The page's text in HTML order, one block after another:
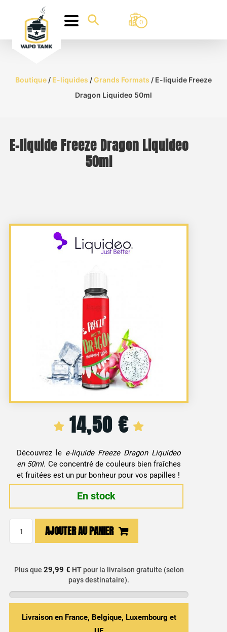
0
Boutique/ E-liquides /Grands Formats / E-liquide Freeze
Dragon Liquideo 50ml
E-liquide Freeze Dragon Liquideo
50ml
14,50 €
Découvrez le e-liquide Freeze Dragon Liquideo
en 50ml. Ce concentré de couleurs bien fraîches
et fruitées est un pur bonheur pour vos papilles !
En stock
Liquideo
50ml
AJOUTER AU PANIER
Plus que 29,99 € HTpour la livraison gratuite (selon
pays destinataire).
Livraison en France, Belgique, Luxembourg et